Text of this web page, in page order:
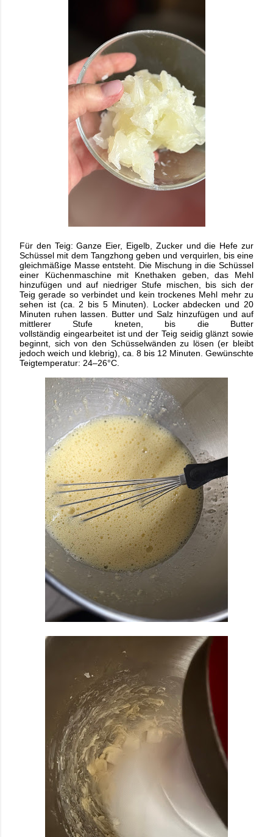
Für den Teig: Ganze Eier, Eigelb, Zucker und die Hefe zur
Schüssel mit dem Tangzhong geben und verquirlen, bis eine
gleichmäßige Masse entsteht. Die Mischung in die Schüssel
einer Küchenmaschine mit Knethaken geben, das Mehl
hinzufügen und auf niedriger Stufe mischen, bis sich der
Teig gerade so verbindet und kein trockenes Mehl mehr zu
sehen ist (ca. 2 bis 5 Minuten). Locker abdecken und 20
Minuten ruhen lassen. Butter und Salz hinzufügen und auf
mittlerer Stufe kneten, bis die Butter
vollständig eingearbeitet ist und der Teig seidig glänzt sowie
beginnt, sich von den Schüsselwänden zu lösen (er bleibt
jedoch weich und klebrig), ca. 8 bis 12 Minuten. Gewünschte
Teigtemperatur: 24–26°C.